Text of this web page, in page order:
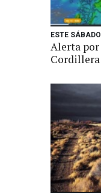
ESTE SÁBADO
Alerta
Cordillera